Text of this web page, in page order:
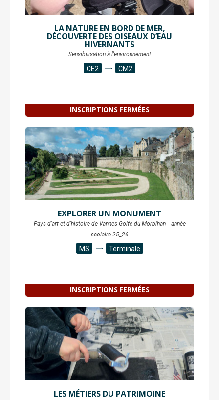
INSCRIPTIONS FERMÉES
LA NATURE EN BORD DE MER,
DÉCOUVERTE DES OISEAUX D’EAU
HIVERNANTS
Sensibilisation à l'environnement
CE2 CM2
INSCRIPTIONS FERMÉES
EXPLORER UN MONUMENT
Pays d'art et d'histoire de Vannes Golfe du Morbihan _ année
scolaire 25_26
MS Terminale
LES MÉTIERS DU PATRIMOINE